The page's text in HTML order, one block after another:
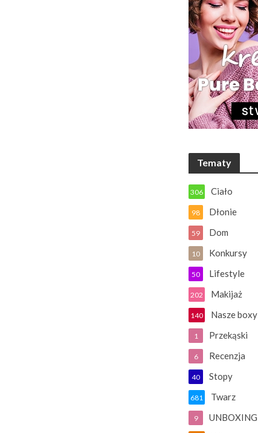
Tematy
Ciało
306
Dłonie
98
Dom
59
Konkursy
10
Lifestyle
50
Makijaż
202
Nasze boxy
140
Przekąski
1
Recenzja
6
Stopy
40
Twarz
681
UNBOXING
9